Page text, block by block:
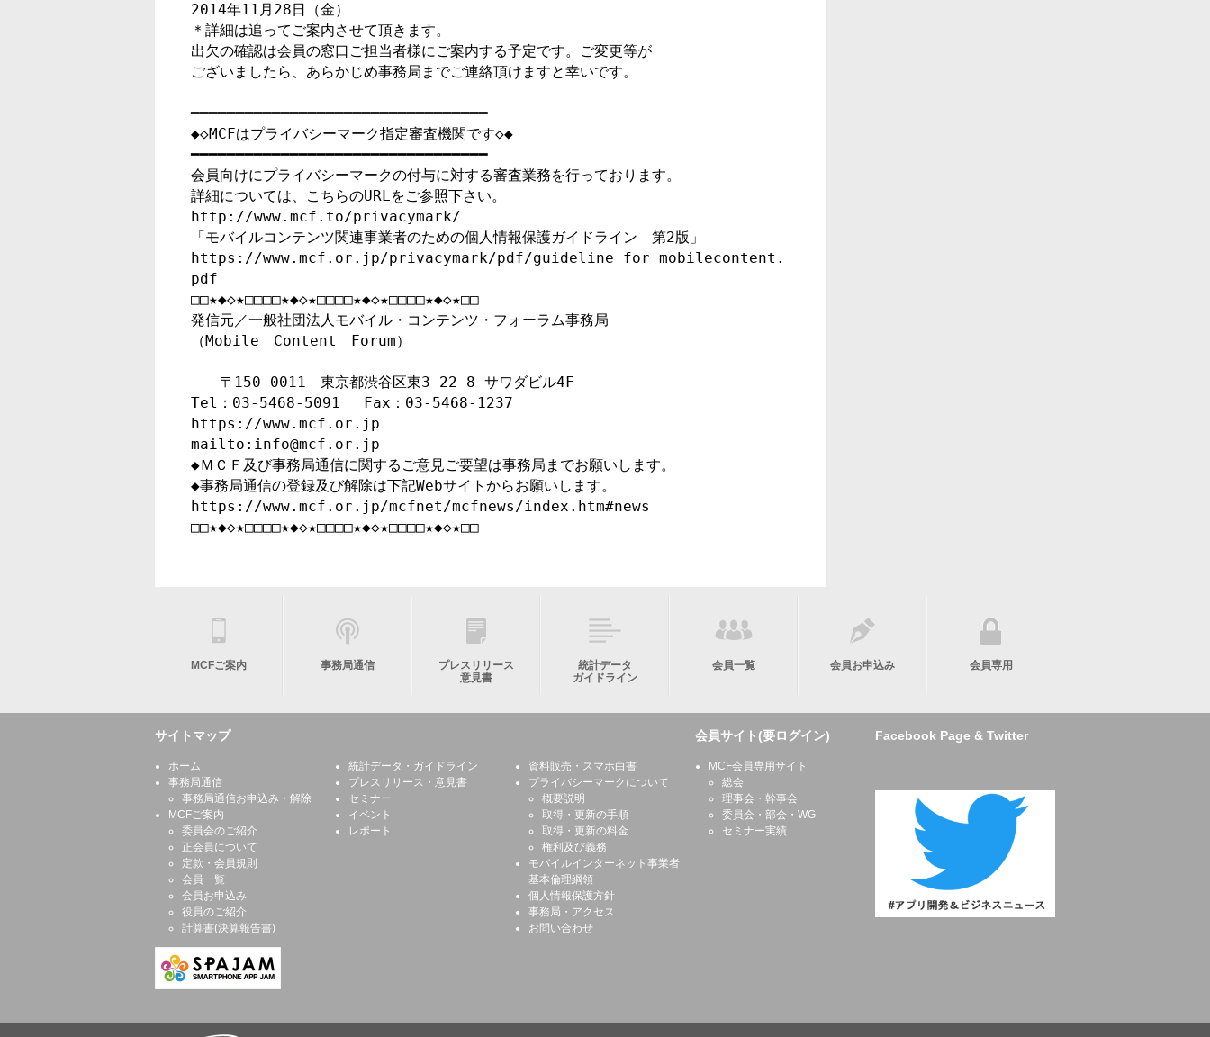
2014年11月28日（金）
＊詳細は追ってご案内させて頂きます。
出欠の確認は会員の窓口ご担当者様にご案内する予定です。ご変更等が
ございましたら、あらかじめ事務局までご連絡頂けますと幸いです。
━━━━━━━━━━━━━━━━━━━━━━━━━━━━━━━━━
◆◇MCFはプライバシーマーク指定審査機関です◇◆
━━━━━━━━━━━━━━━━━━━━━━━━━━━━━━━━━
会員向けにプライバシーマークの付与に対する審査業務を行っております。
詳細については、こちらのURLをご参照下さい。
http://www.mcf.to/privacymark/
「モバイルコンテンツ関連事業者のための個人情報保護ガイドライン　第2版」
https://www.mcf.or.jp/privacymark/pdf/guideline_for_mobilecontent.
pdf
□□★◆◇★□□□□★◆◇★□□□□★◆◇★□□□□★◆◇★□□
発信元／一般社団法人モバイル・コンテンツ・フォーラム事務局
（Mobile　Content　Forum）
〒150-0011　東京都渋谷区東3-22-8 サワダビル4F
Tel：03-5468-5091　 Fax：03-5468-1237
https://www.mcf.or.jp
mailto:info@mcf.or.jp
◆ＭＣＦ及び事務局通信に関するご意見ご要望は事務局までお願いします。
◆事務局通信の登録及び解除は下記Webサイトからお願いします。
https://www.mcf.or.jp/mcfnet/mcfnews/index.htm#news
□□★◆◇★□□□□★◆◇★□□□□★◆◇★□□□□★◆◇★□□
MCFご案内 事務局通信
プレスリリース
意見書
統計データ
ガイドライン
会員一覧 会員お申込み 会員専用
サイトマップ
ホーム
事務局通信
事務局通信お申込み・解除
MCFご案内
委員会のご紹介
正会員について
定款・会員規則
会員一覧
会員お申込み
役員のご紹介
計算書(決算報告書)
統計データ・ガイドライン
プレスリリース・意見書
セミナー
イベント
レポート
資料販売・スマホ白書
プライバシーマークについて
概要説明
取得・更新の手順
取得・更新の料金
権利及び義務
モバイルインターネット事業者
基本倫理綱領
個人情報保護方針
事務局・アクセス
お問い合わせ
会員サイト(要ログイン)
MCF会員専用サイト
総会
理事会・幹事会
委員会・部会・WG
セミナー実績
Facebook Page & Twitter